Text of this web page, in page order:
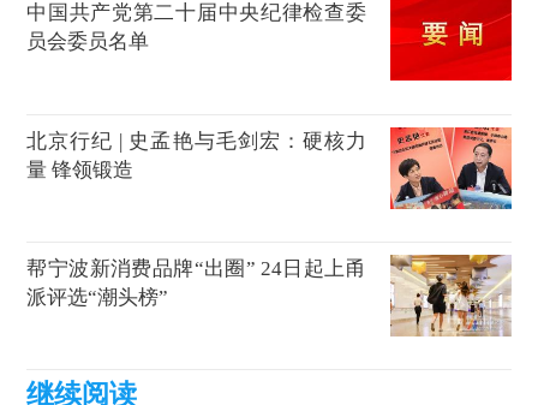
中国共产党第二十届中央纪律检查委
员会委员名单
北京行纪 | 史孟艳与毛剑宏：硬核力
量 锋领锻造
帮宁波新消费品牌“出圈” 24日起上甬
派评选“潮头榜”